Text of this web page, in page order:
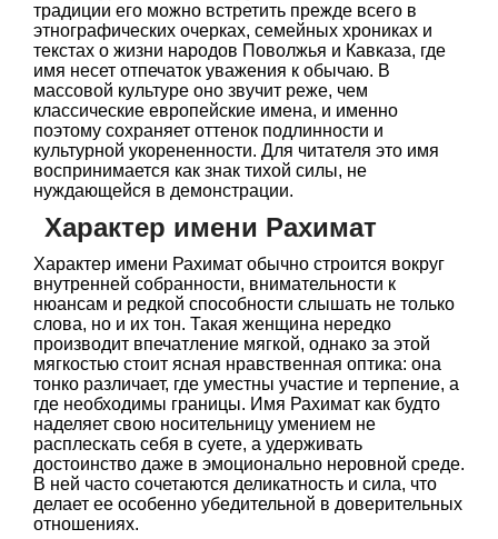
традиции его можно встретить прежде всего в
этнографических очерках, семейных хрониках и
текстах о жизни народов Поволжья и Кавказа, где
имя несет отпечаток уважения к обычаю. В
массовой культуре оно звучит реже, чем
классические европейские имена, и именно
поэтому сохраняет оттенок подлинности и
культурной укорененности. Для читателя это имя
воспринимается как знак тихой силы, не
нуждающейся в демонстрации.
Характер имени Рахимат
Характер имени Рахимат обычно строится вокруг
внутренней собранности, внимательности к
нюансам и редкой способности слышать не только
слова, но и их тон. Такая женщина нередко
производит впечатление мягкой, однако за этой
мягкостью стоит ясная нравственная оптика: она
тонко различает, где уместны участие и терпение, а
где необходимы границы. Имя Рахимат как будто
наделяет свою носительницу умением не
расплескать себя в суете, а удерживать
достоинство даже в эмоционально неровной среде.
В ней часто сочетаются деликатность и сила, что
делает ее особенно убедительной в доверительных
отношениях.